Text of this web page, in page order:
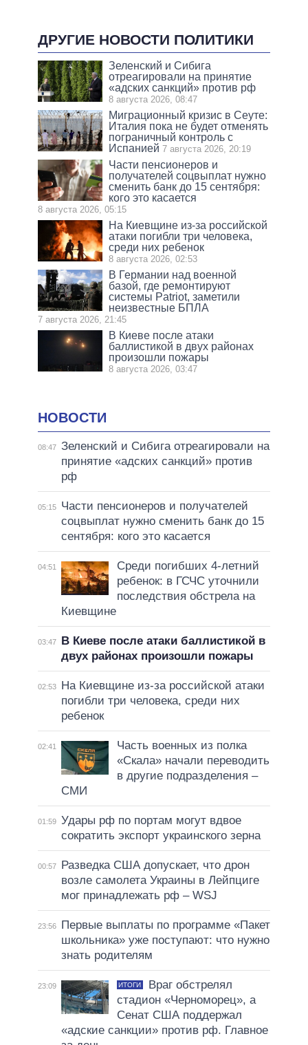
ДРУГИЕ НОВОСТИ ПОЛИТИКИ
Зеленский и Сибига
отреагировали на принятие
«адских санкций» против рф
8 августа 2026, 08:47
Миграционный кризис в Сеуте:
Италия пока не будет отменять
пограничный контроль с
Испанией 7 августа 2026, 20:19
Части пенсионеров и
получателей соцвыплат нужно
сменить банк до 15 сентября:
кого это касается
8 августа 2026, 05:15
На Киевщине из-за российской
атаки погибли три человека,
среди них ребенок
8 августа 2026, 02:53
В Германии над военной
базой, где ремонтируют
системы Patriot, заметили
неизвестные БПЛА
7 августа 2026, 21:45
В Киеве после атаки
баллистикой в двух районах
произошли пожары
8 августа 2026, 03:47
НОВОСТИ
08:47 Зеленский и Сибига отреагировали на
принятие «адских санкций» против
рф
05:15
Части пенсионеров и получателей
соцвыплат нужно сменить банк до 15
сентября: кого это касается
04:51
Среди погибших 4-летний
ребенок: в ГСЧС уточнили
последствия обстрела на
Киевщине
03:47
В Киеве после атаки баллистикой в
двух районах произошли пожары
02:53
На Киевщине из-за российской атаки
погибли три человека, среди них
ребенок
02:41
Часть военных из полка
«Скала» начали переводить
в другие подразделения –
СМИ
01:59 Удары рф по портам могут вдвое
сократить экспорт украинского зерна
00:57
Разведка США допускает, что дрон
возле самолета Украины в Лейпциге
мог принадлежать рф – WSJ
23:56
Первые выплаты по программе «Пакет
школьника» уже поступают: что нужно
знать родителям
23:09 ИТОГИ
Враг обстрелял
стадион «Черноморец», а
Сенат США поддержал
«адские санкции» против рф. Главное